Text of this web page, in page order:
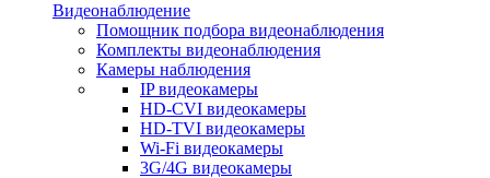
Видеонаблюдение
Помощник подбора видеонаблюдения
Комплекты видеонаблюдения
Камеры наблюдения
IP видеокамеры
HD-CVI видеокамеры
HD-TVI видеокамеры
Wi-Fi видеокамеры
3G/4G видеокамеры